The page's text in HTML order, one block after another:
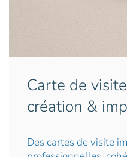
Carte de
création &
Des cartes de visite